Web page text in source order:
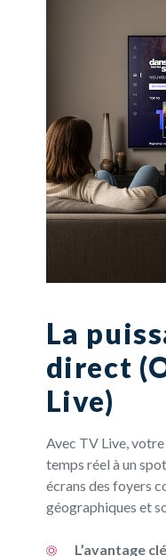
La
direct
Live)
Avec TV Live,
temps réel à un
écrans des foyers
géographiques et
L’avantage